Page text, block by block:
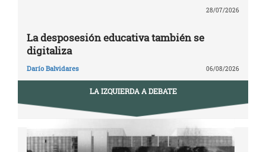
28/07/2026
La desposesión educativa también se
digitaliza
Darío Balvidares 06/08/2026
LA IZQUIERDA A DEBATE